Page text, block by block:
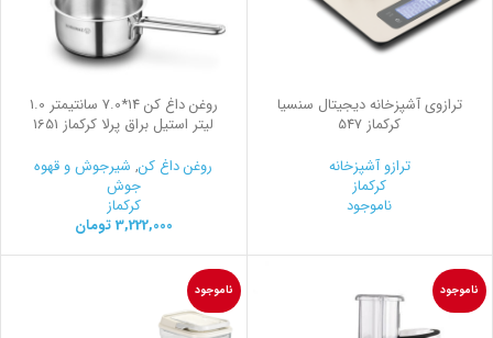
ترازوی آشپزخانه دیجیتال سنسیا
کرکماز 547
ترازو آشپزخانه
کرکماز
ناموجود
روغن داغ کن 14*7.0 سانتیمتر 1.0
لیتر استیل براق پرلا کرکماز 1651
روغن داغ کن, شیرجوش و قهوه
جوش
کرکماز
3,222,000 تومان
ناموجود ناموجود